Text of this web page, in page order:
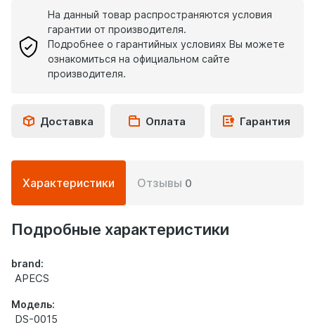
На данный товар распространяются условия
гарантии от производителя.
Подробнее о гарантийных условиях Вы можете
ознакомиться на официальном сайте
производителя.
Доставка Оплата Гарантия
Подробная
информация
о
товаре
Характеристики Отзывы 0
Подробные характеристики
brand:
APECS
Модель:
DS-0015